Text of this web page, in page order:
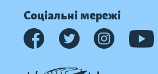
Соціальні мережі